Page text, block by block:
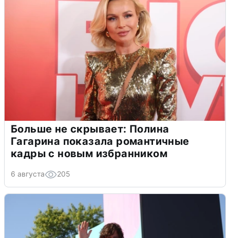
Больше не скрывает: Полина
Гагарина показала романтичные
кадры с новым избранником
6 августа 205